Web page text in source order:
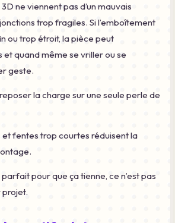
ne viennent pas d’un mauvais
trop fragiles. Si l’emboîtement
ou trop étroit, la pièce peut
et quand même se vriller ou se
geste.
la charge sur une seule perle de
et fentes trop courtes réduisent la
pour que ça tienne, ce n’est pas
projet.